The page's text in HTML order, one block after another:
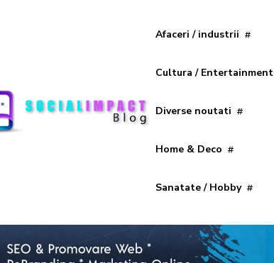
Afaceri / industrii
Cultura / Entertainment
Diverse noutati
Home & Deco
Sanatate / Hobby